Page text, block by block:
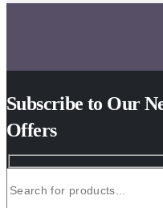
Subscribe to Our
Offers